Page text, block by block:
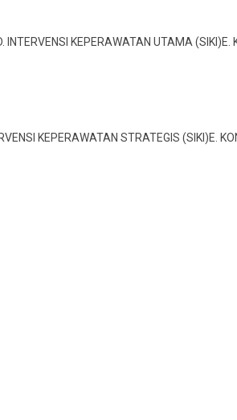
INTERVENSI KEPERAWATAN UTAMA
KEPERAWATAN STRATEGIS